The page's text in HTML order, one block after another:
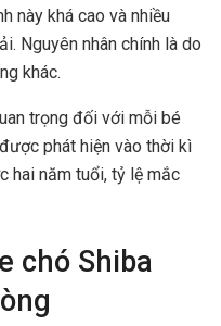
này khá cao và nhiều
Nguyên nhân chính là do
khác.
trọng đối với mỗi bé
phát hiện vào thời kì
hai năm tuổi, tỷ lệ mắc
chó Shiba